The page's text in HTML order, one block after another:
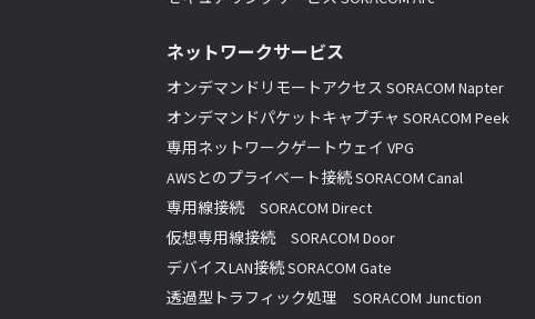
ネットワークサービス
オンデマンドリモートアクセス SORACOM Napter
オンデマンドパケットキャプチャ SORACOM Peek
専用ネットワークゲートウェイ VPG
AWSとのプライベート接続 SORACOM Canal
専用線接続 SORACOM Direct
仮想専用線接続 SORACOM Door
デバイスLAN接続 SORACOM Gate
透過型トラフィック処理 SORACOM Junction